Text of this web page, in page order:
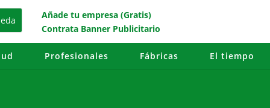
Añade tu empresa (Gratis)
Contrata Banner Publicitario
Profesionales Fábricas El tiempo